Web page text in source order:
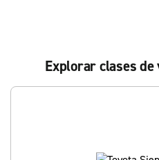
Explorar clases